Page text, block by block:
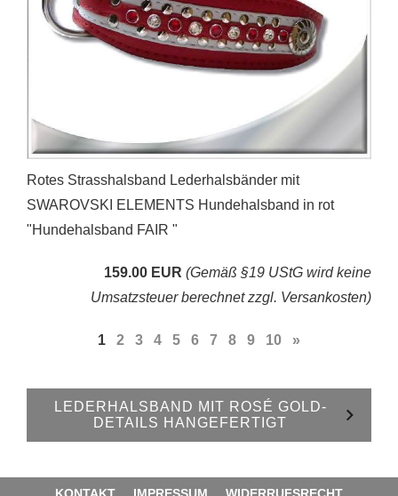
Rotes Strasshalsband Lederhalsbänder mit
SWAROVSKI ELEMENTS Hundehalsband in rot
"Hundehalsband FAIR "
159.00 EUR (Gemäß §19 UStG wird keine
Umsatzsteuer berechnet zzgl. Versankosten)
1 2 3 4 5 6 7 8 9 10 »
LEDERHALSBAND MIT ROSÉ GOLD-
DETAILS HANGEFERTIGT